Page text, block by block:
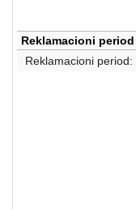
Reklamacioni period
Reklamacioni period: